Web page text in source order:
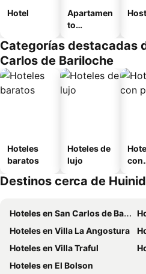
Hotel
Apartamen
to
o
Categorías destacadas
Carlos de Bariloche
Hoteles
baratos
Hoteles de
lujo
con
Destinos cerca de
Hoteles en San Carlos de Bariloche
Hoteles en Villa La Angostura
Hoteles en Villa Traful
Hoteles en El Bolson